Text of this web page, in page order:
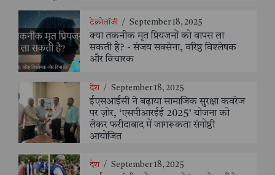
टेक्नोलॉजी / September 18, 2025
क्या तकनीक मृत प्रियजनों को वापस ला
सकती है? - संजय सक्सेना, वरिष्ठ विश्लेषक
और विचारक
देश / September 18, 2025
ईएसआईसी ने बढ़ाया सामाजिक सुरक्षा कवरेज
पर ज़ोर, ‘एसपीआरईई 2025’ योजना को
लेकर फरीदाबाद में जागरूकता संगोष्ठी
आयोजित
देश / September 18, 2025